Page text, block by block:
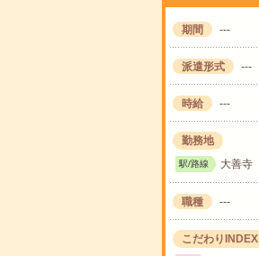
期間 ---
派遣形式 ---
時給 ---
勤務地
駅/路線 大善寺
職種 ---
こだわりINDEX